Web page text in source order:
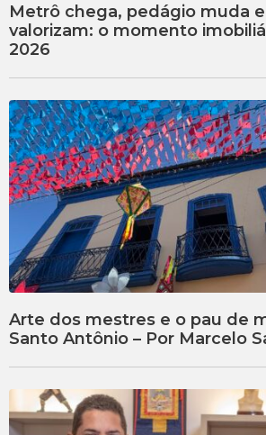
Metrô chega, pedágio muda
valorizam: o momento
2026
Arte dos mestres e o pau de
Santo Antônio – Por Marcelo